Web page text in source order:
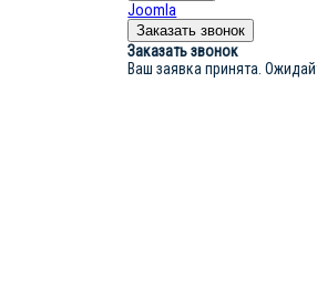
Joomla
Заказать звонок
Заказать звонок
Ваш заявка принята.